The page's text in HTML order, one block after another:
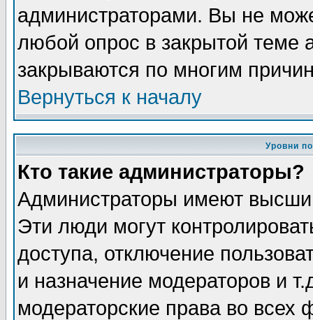
администраторами. Вы не
любой опрос в закрытой теме
закрываются по многим
Вернуться к началу
Уровни
Кто такие администраторы?
Администраторы имеют
Эти люди могут
доступа, отключение
и назначение модераторов и
модераторские права во всех